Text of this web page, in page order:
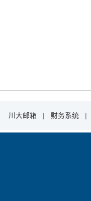
川大邮箱 | 财务系统 |